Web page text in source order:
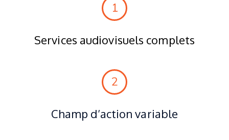
1
Services audiovisuels complets
2
Champ d’action variable